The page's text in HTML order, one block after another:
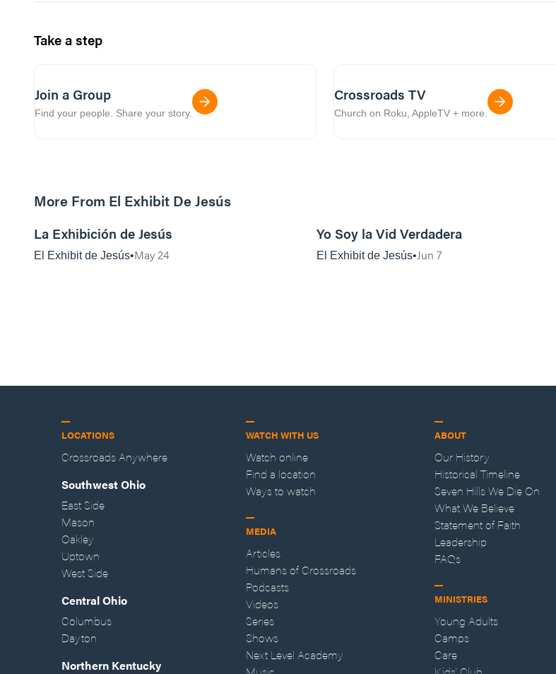
Take a step
Join a Group
Find your people. Share your story.
Crossroads TV
Church on Roku, AppleTV + more.
More From El Exhibit De Jesús
La Exhibición de Jesús
El Exhibit de Jesús May 24
Yo Soy la Vid Verdadera
El Exhibit de Jesús Jun 7
LOCATIONS
Crossroads Anywhere
Southwest Ohio
East Side
Mason
Oakley
Uptown
West Side
Central Ohio
Columbus
Dayton
Northern Kentucky
WATCH WITH US
Watch online
Find a location
Ways to watch
MEDIA
Articles
Humans of Crossroads
Podcasts
Videos
Series
Shows
Next Level Academy
ABOUT
Our History
Historical Timeline
Seven Hills We Die On
What We Believe
Statement of Faith
Leadership
FAQs
MINISTRIES
Young Adults
Camps
Care